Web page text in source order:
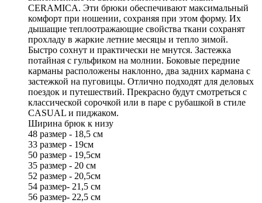
CERAMICA. Эти брюки обеспечивают максимальный
комфорт при ношении, сохраняя при этом форму. Их
дышащие теплоотражающие свойства ткани сохранят
прохладу в жаркие летние месяцы и тепло зимой.
Быстро сохнут и практически не мнутся. Застежка
потайная с гульфиком на молнии. Боковые передние
карманы расположены наклонно, два задних кармана с
застежкой на пуговицы. Отлично подходят для деловых
поездок и путешествий. Прекрасно будут смотреться с
классической сорочкой или в паре с рубашкой в стиле
CASUАL и пиджаком.
Ширина брюк к низу
48 размер - 18,5 см
33 размер - 19см
50 размер - 19,5см
35 размер - 20 см
52 размер - 20,5см
54 размер- 21,5 см
56 размер- 22,5 см